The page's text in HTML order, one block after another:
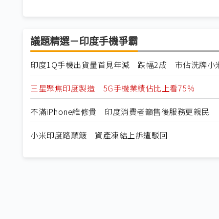
議題精選－印度手機爭霸
印度1Q手機出貨量首見年減 跌幅2成 市佔洗牌小
三星聚焦印度製造 5G手機業績佔比上看75%
不滿iPhone維修貴 印度消費者籲售後服務更親民
小米印度路顛簸 資產凍結上訴遭駁回